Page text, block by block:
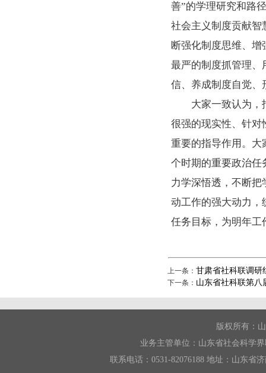
善”的学理研究和路
社会主义制度贡献智
断强化制度思维、
最严的制度抓管理、
信、养成制度自觉、
大家一致认为，报
很强的现实性、针对
重要的指导作用。大
个时期的重要政治任
力学深悟透，不断
动工作的强大动力，
任务目标，为明年工
上一条： 甘肃省社科联调研
下一条： 山东省社科联第八
版权所有：
业务主管单位：山东省社会科学
联系电话：0531-82076188 地址：山东省